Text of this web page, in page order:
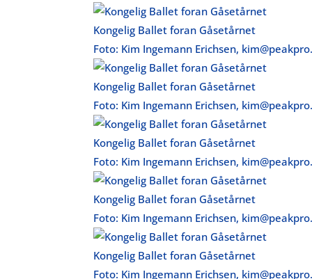
Kongelig Ballet foran Gåsetårnet
Foto: Kim Ingemann Erichsen,
Kongelig Ballet foran Gåsetårnet
Foto: Kim Ingemann Erichsen,
Kongelig Ballet foran Gåsetårnet
Foto: Kim Ingemann Erichsen,
Kongelig Ballet foran Gåsetårnet
Foto: Kim Ingemann Erichsen,
Kongelig Ballet foran Gåsetårnet
Foto: Kim Ingemann Erichsen,